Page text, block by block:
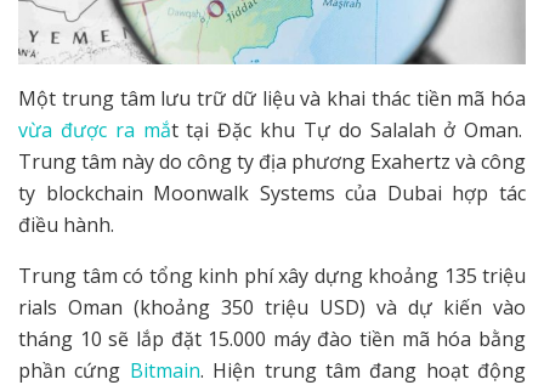
Một trung tâm lưu trữ dữ liệu và khai thác tiền mã hóa
vừa được ra mắt tại Đặc khu Tự do Salalah ở Oman.
Trung tâm này do công ty địa phương Exahertz và công
ty blockchain Moonwalk Systems của Dubai hợp tác
điều hành.
Trung tâm có tổng kinh phí xây dựng khoảng 135 triệu
rials Oman (khoảng 350 triệu USD) và dự kiến vào
tháng 10 sẽ lắp đặt 15.000 máy đào tiền mã hóa bằng
phần cứng Bitmain. Hiện trung tâm đang hoạt động